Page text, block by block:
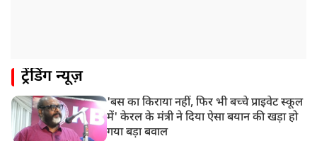
ट्रेंडिंग न्यूज़
'बस का किराया नहीं, फिर भी बच्चे प्राइवेट स्कूल
में' केरल के मंत्री ने दिया ऐसा बयान की खड़ा हो
गया बड़ा बवाल